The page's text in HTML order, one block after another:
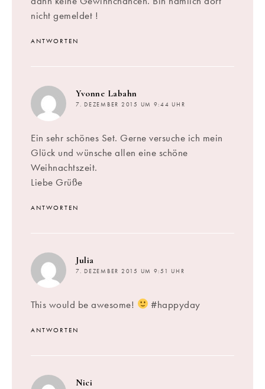
nicht gemeldet !
ANTWORTEN
Yvonne Labahn
7. DEZEMBER 2015 UM 9:44 UHR
Ein sehr schönes Set. Gerne versuche ich mein
Glück und wünsche allen eine schöne
Weihnachtszeit.
Liebe Grüße
ANTWORTEN
Julia
7. DEZEMBER 2015 UM 9:51 UHR
This would be awesome! #happyday
ANTWORTEN
Nici